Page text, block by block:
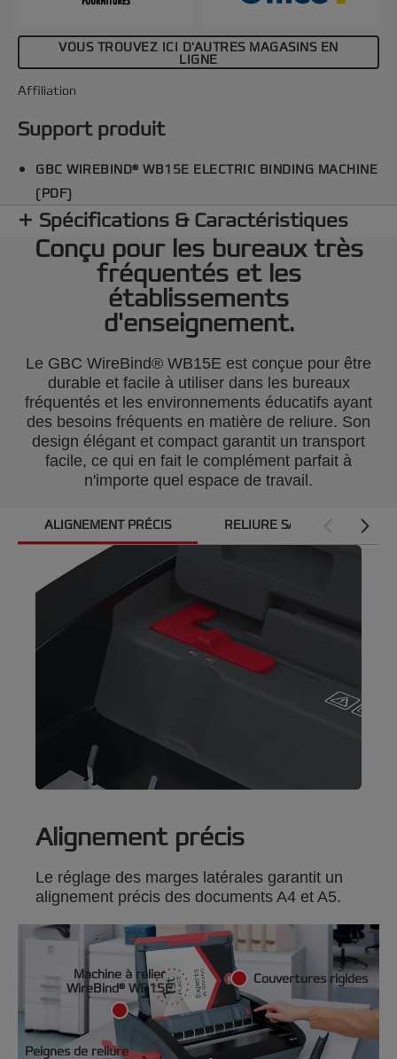
VOUS TROUVEZ ICI D'AUTRES MAGASINS EN
LIGNE
Affiliation
Support produit
GBC WIREBIND® WB15E ELECTRIC BINDING MACHINE
(PDF)
Spécifications & Caractéristiques
Conçu pour les bureaux très
fréquentés et les
établissements
d'enseignement.
Le GBC WireBind® WB15E est conçue pour être
durable et facile à utiliser dans les bureaux
fréquentés et les environnements éducatifs ayant
des besoins fréquents en matière de reliure. Son
design élégant et compact garantit un transport
facile, ce qui en fait le complément parfait à
n'importe quel espace de travail.
ALIGNEMENT PRÉCIS RELIURE SANS EFFORT
Alignement précis
Le réglage des marges latérales garantit un
alignement précis des documents A4 et A5.
Machine à relier
WireBind® WB15E
Peignes de reliure
Couvertures rigides